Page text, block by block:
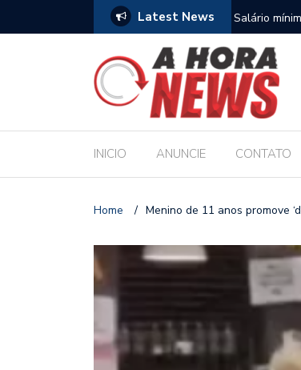
Latest News
sustentar família, aponta Dieese
Deputado
Filho ao
INICIO ANUNCIE CONTATO
Home / Menino de 11 anos promove